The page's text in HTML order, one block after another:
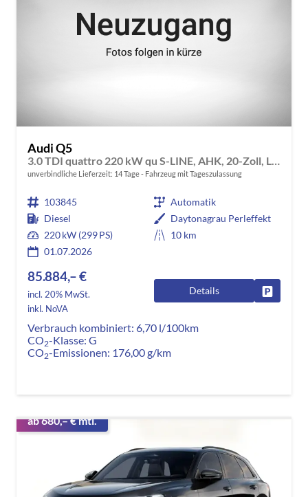
Audi Q5
3.0 TDI quattro 220 kW qu S-LINE, AHK, 20-Zoll, Leder, B&O, experience plus, sofort
unverbindliche Lieferzeit: 14 Tage Fahrzeug mit Tageszulassung
103845
Automatik
Diesel
Daytonagrau Perleffekt
220 kW (299 PS)
10 km
01.07.2026
85.884,– €
incl. 20% MwSt.
inkl. NoVA
Details
Verbrauch kombiniert: 6,70 l/100km
CO2-Klasse: G
CO2-Emissionen: 176,00 g/km
ab 680,– € mtl.